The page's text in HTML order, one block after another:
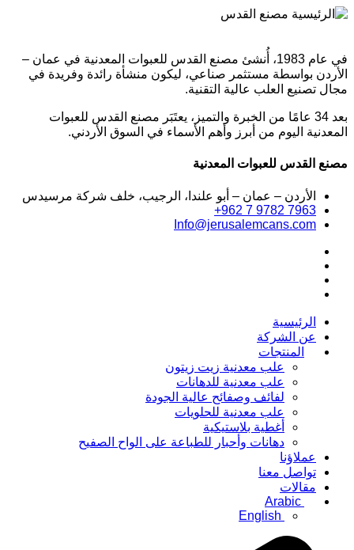
في عام 1983، أُنشئ مصنع القدس للعبوات المعدنية في عمان –
الأردن بواسطة مستثمر صناعي، ليكون منشأة رائدة وفريدة في
مجال تصنيع العلب عالية التقنية.
بعد 34 عامًا من الخبرة والتميز، يعتَبَر مصنع القدس للعبوات
المعدنية اليوم من أبرز وأهم الأسماء في السوق الأردني.
مصنع القدس للعبوات المعدنية
الأردن – عمان – أبو علندا، الرجيب، خلف شركة مرسيدس
+962 7 9782 7963
Info@jerusalemcans.com
الرئيسية
عن الشركة
المنتجات
علب معدنية زيت زيتون
علب معدنية للدهانات
لفائف وصفائح عالية الجودة
علب معدنية للحلويات
أغطية بلاستيكية
دهانات وأحبار للطباعة على الواح الصفيح
عملاؤنا
تواصل معنا
مقالات
Arabic
English